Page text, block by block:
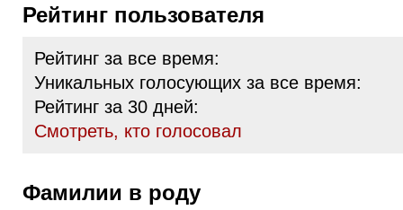
Рейтинг пользователя
Рейтинг за все время:
Уникальных голосующих за все время:
Рейтинг за 30 дней:
Cмотреть, кто голосовал
Фамилии в роду